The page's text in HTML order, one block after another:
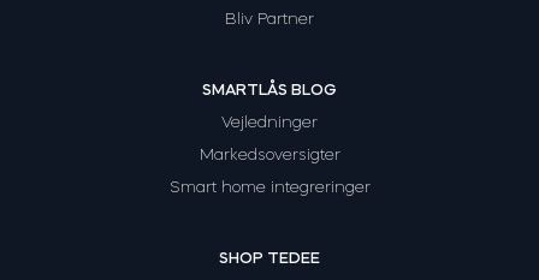
Bliv Partner
SMARTLÅS BLOG
Vejledninger
Markedsoversigter
Smart home integreringer
SHOP TEDEE